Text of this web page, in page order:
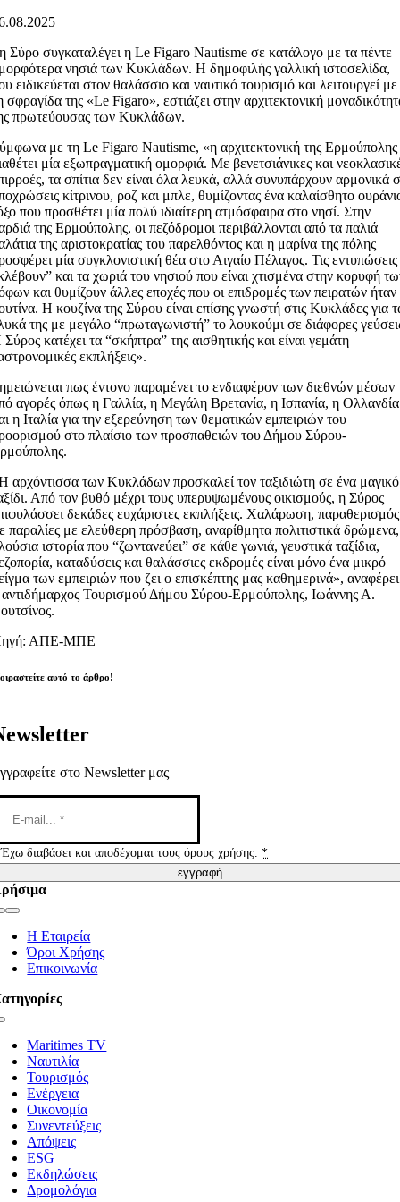
Σύρο συγκαταλέγει η Le Figaro Nautisme σε κατάλογο με τα πέντε
νησιά των Κυκλάδων. Η δημοφιλής γαλλική ιστοσελίδα,
ειδικεύεται στον θαλάσσιο και ναυτικό τουρισμό και λειτουργεί με
σφραγίδα της «Le Figaro», εστιάζει στην αρχιτεκτονική
πρωτεύουσας των Κυκλάδων.
με τη Le Figaro Nautisme, «η αρχιτεκτονική της Ερμούπολης
μία εξωπραγματική ομορφιά. Με βενετσιάνικες και
τα σπίτια δεν είναι όλα λευκά, αλλά συνυπάρχουν αρμονικά
κίτρινου, ροζ και μπλε, θυμίζοντας ένα καλαίσθητο
που προσθέτει μία πολύ ιδιαίτερη ατμόσφαιρα στο νησί. Στην
της Ερμούπολης, οι πεζόδρομοι περιβάλλονται από τα παλιά
της αριστοκρατίας του παρελθόντος και η μαρίνα της πόλης
μία συγκλονιστική θέα στο Αιγαίο Πέλαγος. Τις εντυπώσεις
και τα χωριά του νησιού που είναι χτισμένα στην κορυφή
και θυμίζουν άλλες εποχές που οι επιδρομές των πειρατών ήταν
Η κουζίνα της Σύρου είναι επίσης γνωστή στις Κυκλάδες για
της με μεγάλο “πρωταγωνιστή” το λουκούμι σε διάφορες
κατέχει τα “σκήπτρα” της αισθητικής και είναι γεμάτη
εκπλήξεις».
πως έντονο παραμένει το ενδιαφέρον των διεθνών μέσων
αγορές όπως η Γαλλία, η Μεγάλη Βρετανία, η Ισπανία, η Ολλανδία
η Ιταλία για την εξερεύνηση των θεματικών εμπειριών του
στο πλαίσιο των προσπαθειών του Δήμου Σύρου-
αρχόντισσα των Κυκλάδων προσκαλεί τον ταξιδιώτη σε ένα μαγικό
Από τον βυθό μέχρι τους υπερυψωμένους οικισμούς, η Σύρος
δεκάδες ευχάριστες εκπλήξεις. Χαλάρωση, παραθερισμός
παραλίες με ελεύθερη πρόσβαση, αναρίθμητα πολιτιστικά δρώμενα,
ιστορία που “ζωντανεύει” σε κάθε γωνιά, γευστικά ταξίδια,
καταδύσεις και θαλάσσιες εκδρομές είναι μόνο ένα μικρό
των εμπειριών που ζει ο επισκέπτης μας καθημερινά», αναφέρει
Τουρισμού Δήμου Σύρου-Ερμούπολης, Ιωάννης Α.
ΑΠΕ-ΜΠΕ
αυτό το άρθρο!
στο Newsletter μας
Έχω διαβάσει και αποδέχομαι τους όρους χρήσης.*
εγγραφή
Η Εταιρεία
Όροι Χρήσης
Επικοινωνία
Maritimes TV
Ναυτιλία
Τουρισμός
Ενέργεια
Οικονομία
Συνεντεύξεις
Απόψεις
ESG
Εκδηλώσεις
Δρομολόγια